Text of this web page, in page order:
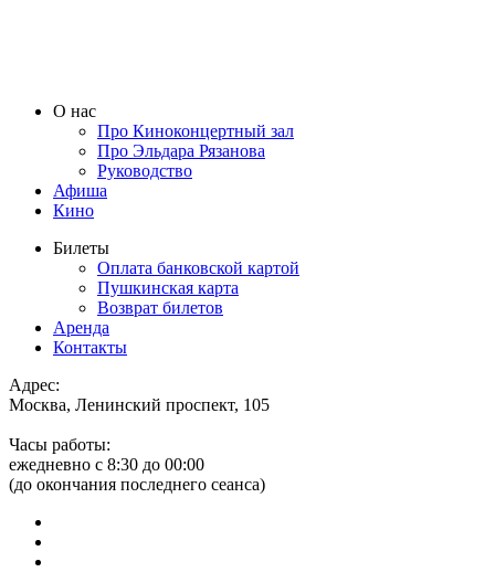
О нас
Про Киноконцертный зал
Про Эльдара Рязанова
Руководство
Афиша
Кино
Билеты
Оплата банковской картой
Пушкинская карта
Возврат билетов
Аренда
Контакты
Адрес:
Москва, Ленинский проспект, 105
Часы работы:
ежедневно с 8:30 до 00:00
(до окончания последнего сеанса)